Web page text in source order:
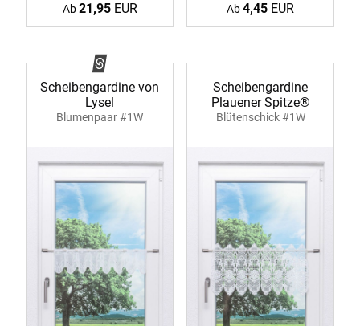
Ab21,95EUR Ab4,45 EUR
Scheibengardine von
Lysel
Blumenpaar #1W
Scheibengardine
Plauener Spitze®
Blütenschick #1W